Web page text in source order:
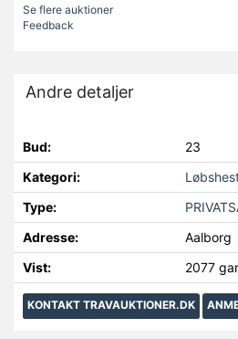
Se flere auktioner
Feedback
Andre detaljer
Bud:
23
Kategori:
Type:
Adresse:
Aalborg
Vist:
2077
KONTAKT TRAVAUKTIONER.DK